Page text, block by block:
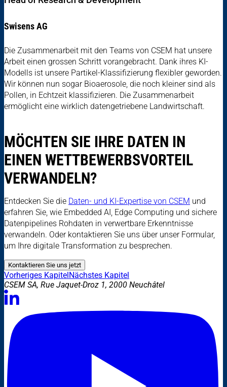
Swisens AG
Die Zusammenarbeit mit den Teams von CSEM hat unsere
Arbeit einen grossen Schritt vorangebracht. Dank ihres KI-
Modells ist unsere Partikel-Klassifizierung flexibler geworden.
Wir können nun sogar Bioaerosole, die noch kleiner sind als
Pollen, in Echtzeit klassifizieren. Die Zusammenarbeit
ermöglicht eine wirklich datengetriebene Landwirtschaft.
MÖCHTEN SIE IHRE DATEN IN
EINEN WETTBEWERBSVORTEIL
VERWANDELN?
Entdecken Sie die Daten- und KI-Expertise von CSEM und
erfahren Sie, wie Embedded AI, Edge Computing und sichere
Datenpipelines Rohdaten in verwertbare Erkenntnisse
verwandeln. Oder kontaktieren Sie uns über unser Formular,
um Ihre digitale Transformation zu besprechen.
Kontaktieren Sie uns jetzt
Vorheriges Kapitel Nächstes Kapitel
CSEM SA, Rue Jaquet-Droz 1, 2000 Neuchâtel